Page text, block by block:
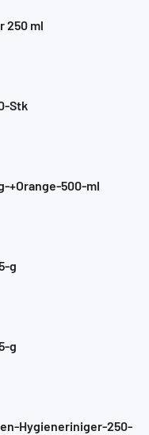
250 ml
Stk
+Orange-500-ml
g
g
Hygieneriniger-250-